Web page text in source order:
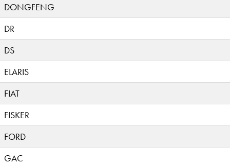
DONGFENG
DR
DS
ELARIS
FIAT
FISKER
FORD
GAC